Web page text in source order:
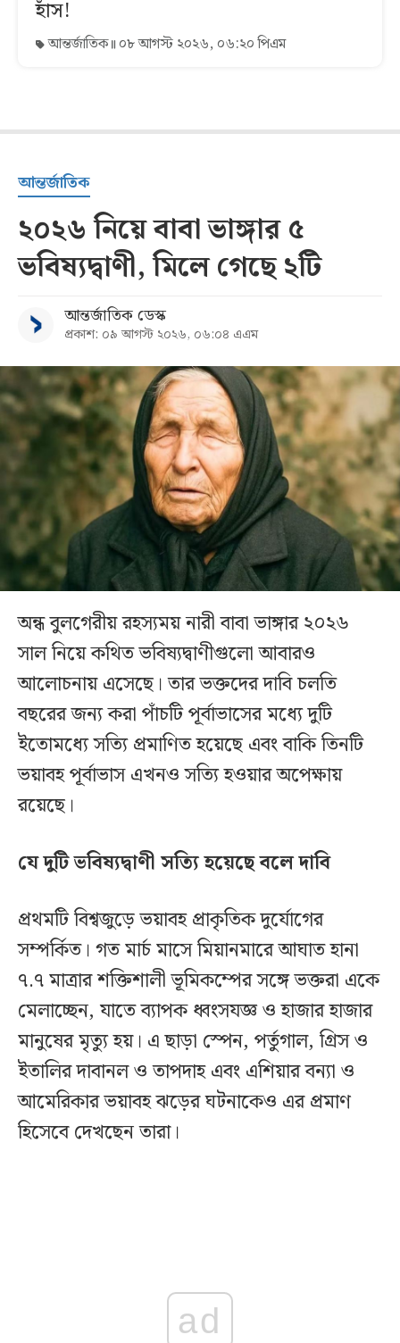
হাঁস!
আন্তর্জাতিক ০৮ আগস্ট ২০২৬, ০৬:২০ পিএম
আন্তর্জাতিক
২০২৬ নিয়ে বাবা ভাঙ্গার ৫
ভবিষ্যদ্বাণী, মিলে গেছে ২টি
আন্তর্জাতিক ডেস্ক
প্রকাশ: ০৯ আগস্ট ২০২৬, ০৬:০৪ এএম
অন্ধ বুলগেরীয় রহস্যময় নারী বাবা ভাঙ্গার ২০২৬
সাল নিয়ে কথিত ভবিষ্যদ্বাণীগুলো আবারও
আলোচনায় এসেছে। তার ভক্তদের দাবি চলতি
বছরের জন্য করা পাঁচটি পূর্বাভাসের মধ্যে দুটি
ইতোমধ্যে সত্যি প্রমাণিত হয়েছে এবং বাকি তিনটি
ভয়াবহ পূর্বাভাস এখনও সত্যি হওয়ার অপেক্ষায়
রয়েছে।
যে দুটি ভবিষ্যদ্বাণী সত্যি হয়েছে বলে দাবি
প্রথমটি বিশ্বজুড়ে ভয়াবহ প্রাকৃতিক দুর্যোগের
সম্পর্কিত। গত মার্চ মাসে মিয়ানমারে আঘাত হানা
৭.৭ মাত্রার শক্তিশালী ভূমিকম্পের সঙ্গে ভক্তরা একে
মেলাচ্ছেন, যাতে ব্যাপক ধ্বংসযজ্ঞ ও হাজার হাজার
মানুষের মৃত্যু হয়। এ ছাড়া স্পেন, পর্তুগাল, গ্রিস ও
ইতালির দাবানল ও তাপদাহ এবং এশিয়ার বন্যা ও
আমেরিকার ভয়াবহ ঝড়ের ঘটনাকেও এর প্রমাণ
হিসেবে দেখছেন তারা।
ad